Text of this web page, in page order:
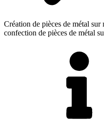
Création de pièces de métal
confection de pièces de métal